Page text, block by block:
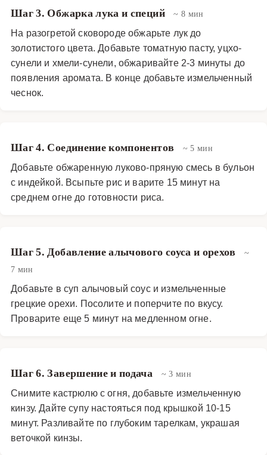
Шаг 3. Обжарка лука и специй ~ 8 мин
На разогретой сковороде обжарьте лук до
золотистого цвета. Добавьте томатную пасту, уцхо-
сунели и хмели-сунели, обжаривайте 2-3 минуты до
появления аромата. В конце добавьте измельченный
чеснок.
Шаг 4. Соединение компонентов ~ 5 мин
Добавьте обжаренную луково-пряную смесь в бульон
с индейкой. Всыпьте рис и варите 15 минут на
среднем огне до готовности риса.
Шаг 5. Добавление алычового соуса и орехов
~
7 мин
Добавьте в суп алычовый соус и измельченные
грецкие орехи. Посолите и поперчите по вкусу.
Проварите еще 5 минут на медленном огне.
Шаг 6. Завершение и подача ~ 3 мин
Снимите кастрюлю с огня, добавьте измельченную
кинзу. Дайте супу настояться под крышкой 10-15
минут. Разливайте по глубоким тарелкам, украшая
веточкой кинзы.